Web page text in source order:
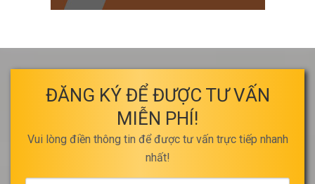
ĐĂNG KÝ ĐỂ ĐƯỢC TƯ VẤN
MIỄN PHÍ!
Vui lòng điền thông tin để được tư vấn trực tiếp nhanh
nhất!